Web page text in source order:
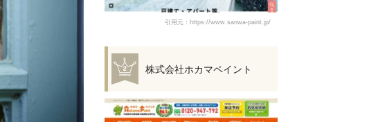
引用元：https://www.sanwa-paint.jp/
株式会社ホカマペイント